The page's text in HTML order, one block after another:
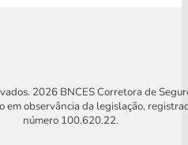
2026 BNCES Corretora de
observância da legislação,
número 100.620.22.